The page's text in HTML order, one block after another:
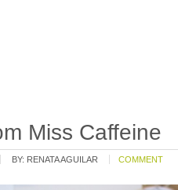
Miss Caffeine
BY: RENATA AGUILAR COMMENT